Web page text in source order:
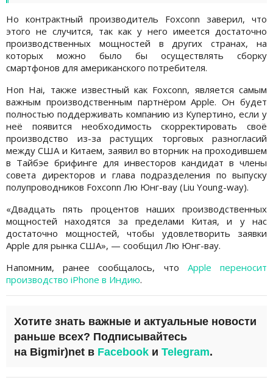
Но контрактный производитель Foxconn заверил, что
этого не случится, так как у него имеется достаточно
производственных мощностей в других странах, на
которых можно было бы осуществлять сборку
смартфонов для американского потребителя.
Hon Hai, также известный как Foxconn, является самым
важным производственным партнёром Apple. Он будет
полностью поддерживать компанию из Купертино, если у
неё появится необходимость скорректировать своё
производство из-за растущих торговых разногласий
между США и Китаем, заявил во вторник на проходившем
в Тайбэе брифинге для инвесторов кандидат в члены
совета директоров и глава подразделения по выпуску
полупроводников Foxconn Лю Юнг-ваy (Liu Young-way).
«Двадцать пять процентов наших производственных
мощностей находятся за пределами Китая, и у нас
достаточно мощностей, чтобы удовлетворить заявки
Apple для рынка США», — сообщил Лю Юнг-ваy.
Напомним, ранее сообщалось, что Apple переносит
производство iPhone в Индию.
Хотите знать важные и актуальные новости
раньше всех? Подписывайтесь
на Bigmir)net в Facebook и Telegram.